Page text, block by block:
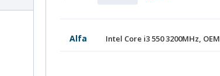
Alfa Intel Core i3 550 3200MHz, OEM